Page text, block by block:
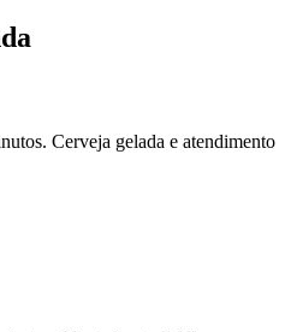
Cerveja gelada e atendimento